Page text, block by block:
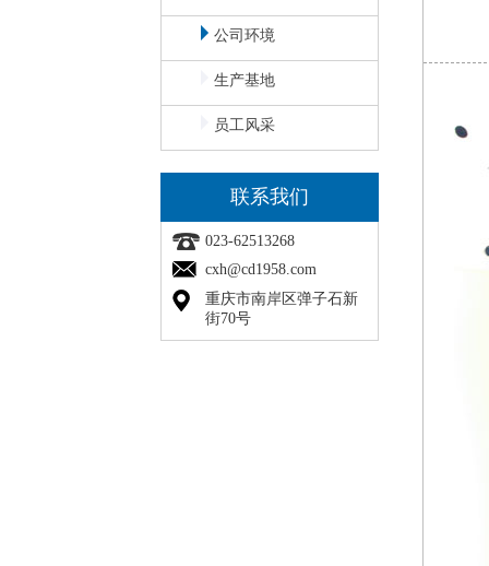
公司环境
生产基地
员工风采
联系我们
023-62513268
cxh@cd1958.com
重庆市南岸区弹子石新
街70号